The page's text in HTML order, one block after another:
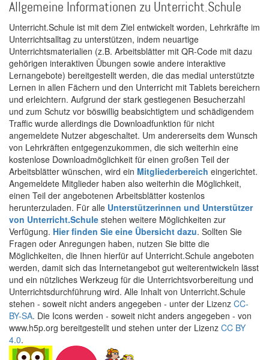
Allgemeine Informationen zu Unterricht.Schule
Unterricht.Schule ist mit dem Ziel entwickelt worden, Lehrkräfte im
Unterrichtsalltag zu unterstützen, indem neuartige
Unterrichtsmaterialien (z.B. Arbeitsblätter mit QR-Code mit dazu
gehörigen interaktiven Übungen sowie andere interaktive
Lernangebote) bereitgestellt werden, die das medial unterstützte
Lernen in allen Fächern und den Unterricht mit Tablets bereichern
und erleichtern. Aufgrund der stark gestiegenen Besucherzahl
und zum Schutz vor böswillig beabsichtigtem und schädigendem
Traffic wurde allerdings die Downloadfunktion für nicht
angemeldete Nutzer abgeschaltet. Um andererseits dem Wunsch
von Lehrkräften entgegenzukommen, die sich weiterhin eine
kostenlose Downloadmöglichkeit für einen großen Teil der
Arbeitsblätter wünschen, wird ein Mitgliederbereich eingerichtet.
Angemeldete Mitglieder haben also weiterhin die Möglichkeit,
einen Teil der angebotenen Arbeitsblätter kostenlos
herunterzuladen. Für alle Unterstützerinnen und Unterstützer
von Unterricht.Schule stehen weitere Möglichkeiten zur
Verfügung. Hier finden Sie eine Übersicht dazu. Sollten Sie
Fragen oder Anregungen haben, nutzen Sie bitte die
Möglichkeiten, die Ihnen hierfür auf Unterricht.Schule angeboten
werden, damit sich das Internetangebot gut weiterentwickeln lässt
und ein nützliches Werkzeug für die Unterrichtsvorbereitung und
Unterrichtsdurchführung wird. Alle Inhalt von Unterricht.Schule
stehen - soweit nicht anders angegeben - unter der Lizenz CC-
BY-SA. Die Icons werden - soweit nicht anders angegeben - von
www.h5p.org bereitgestellt und stehen unter der Lizenz CC BY
4.0.